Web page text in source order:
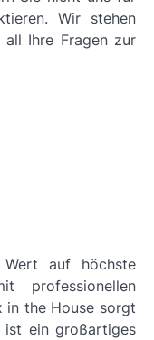
Wir stehen
all Ihre Fragen zur
auf höchste
professionellen
in the House sorgt
ist ein großartiges